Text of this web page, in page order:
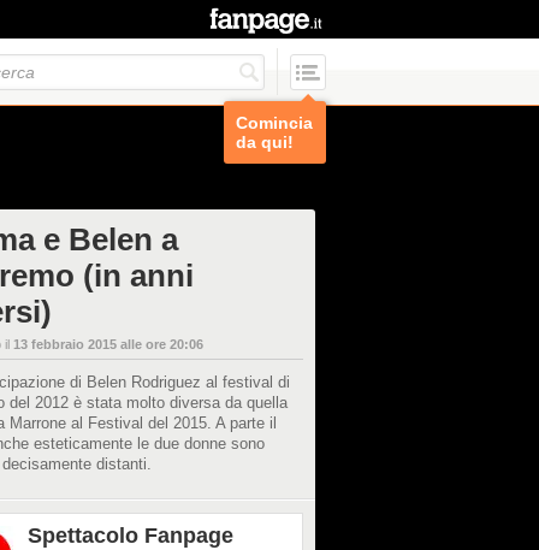
Comincia
da qui!
e Belen a
(in anni
il 13 febbraio 2015 alle ore 20:06
di Belen Rodriguez al festival di
del 2012 è stata molto diversa da quella
Marrone al Festival del 2015. A parte il
esteticamente le due donne sono
distanti.
Spettacolo Fanpage